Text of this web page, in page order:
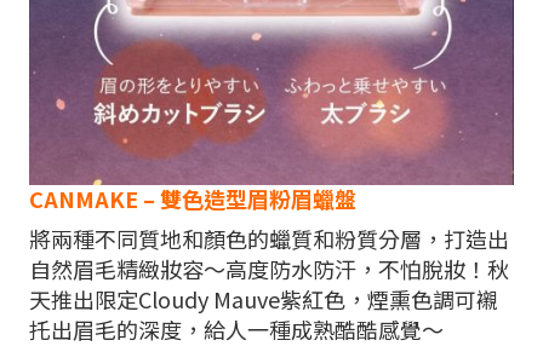
CANMAKE – 雙色造型眉粉眉蠟盤
將兩種不同質地和顏色的蠟質和粉質分層，打造出
自然眉毛精緻妝容～高度防水防汗，不怕脫妝！秋
天推出限定Cloudy Mauve紫紅色，煙熏色調可襯
托出眉毛的深度，給人一種成熟酷酷感覺～